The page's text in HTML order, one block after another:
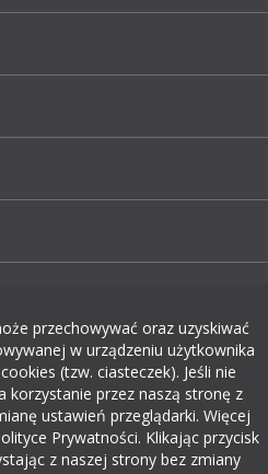
przechowywać oraz uzyskiwać
w urządzeniu użytkownika
(tzw. ciasteczek). Jeśli nie
korzystanie przez naszą stronę z
ustawień przeglądarki. Więcej
Prywatności. Klikając przycisk
z naszej strony bez zmiany